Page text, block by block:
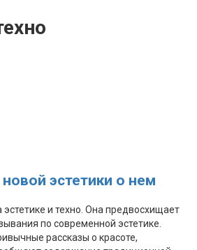
эстетики о нем
и техно. Она предвосхищает
по современной эстетике.
рассказы о красоте,